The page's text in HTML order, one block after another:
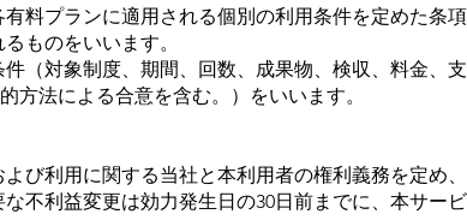
料プランに適用される個別の利用条件を定めた条
ものをいいます。
（対象制度、期間、回数、成果物、検収、料金、
方法による合意を含む。）をいいます。
び利用に関する当社と本利用者の権利義務を定め
不利益変更は効力発生日の30日前までに、本サー